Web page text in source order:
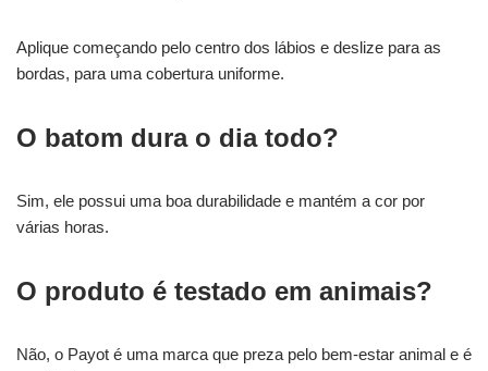
Aplique começando pelo centro dos lábios e deslize para as
bordas, para uma cobertura uniforme.
O batom dura o dia todo?
Sim, ele possui uma boa durabilidade e mantém a cor por
várias horas.
O produto é testado em animais?
Não, o Payot é uma marca que preza pelo bem-estar animal e é